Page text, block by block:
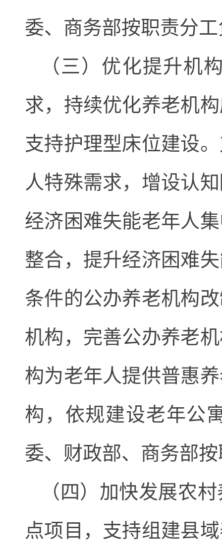
委、商务部按职责分
（三）优化提升机
求，持续优化养老机
支持护理型床位建设
人特殊需求，增设认
经济困难失能老年人
整合，提升经济困难
条件的公办养老机构
机构，完善公办养老
构为老年人提供普惠
构，依规建设老年公
委、财政部、商务部
（四）加快发展农
点项目，支持组建县